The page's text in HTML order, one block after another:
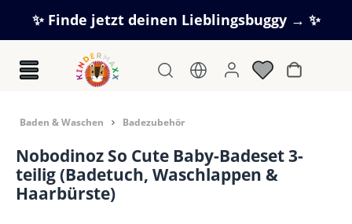
Zum Hauptinhalt springen
✨ Finde jetzt deinen Lieblingsbuggy → ✨
Baden & Waschen Badezubehör
Nobodinoz So Cute Baby-Badeset 3-
teilig (Badetuch, Waschlappen &
Haarbürste)